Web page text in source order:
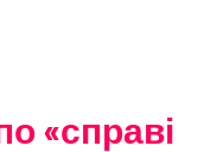
«справі